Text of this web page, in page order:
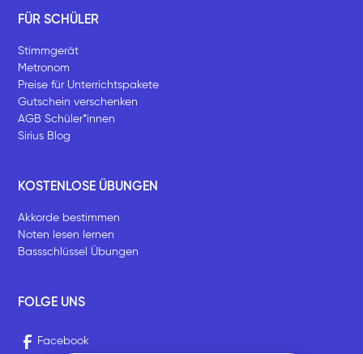
FÜR SCHÜLER
Stimmgerät
Metronom
Preise für Unterrichtspakete
Gutschein verschenken
AGB Schüler*innen
Sirius Blog
KOSTENLOSE ÜBUNGEN
Akkorde bestimmen
Noten lesen lernen
Bassschlüssel Übungen
FOLGE UNS
Facebook